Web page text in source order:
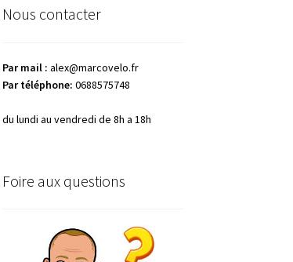
Nous contacter
Par mail : alex@marcovelo.fr
Par téléphone: 0688575748
du lundi au vendredi de 8h a 18h
Foire aux questions